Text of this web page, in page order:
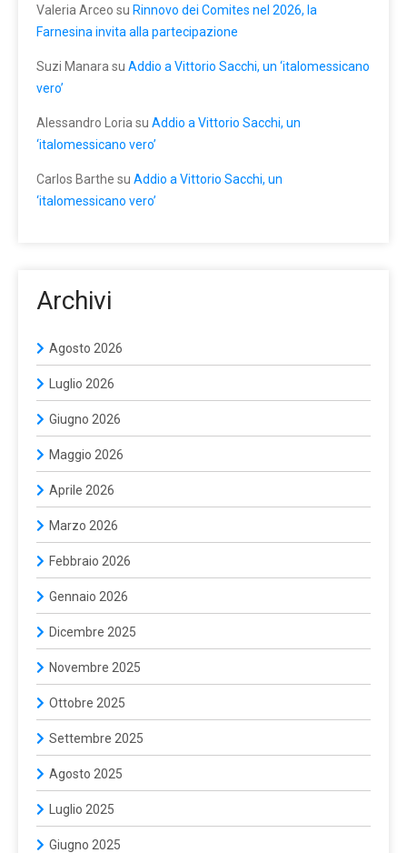
Valeria Arceo su Rinnovo dei Comites nel 2026, la
Farnesina invita alla partecipazione
Suzi Manara su Addio a Vittorio Sacchi, un ‘italomessicano
vero’
Alessandro Loria su Addio a Vittorio Sacchi, un
‘italomessicano vero’
Carlos Barthe su Addio a Vittorio Sacchi, un
‘italomessicano vero’
Archivi
Agosto 2026
Luglio 2026
Giugno 2026
Maggio 2026
Aprile 2026
Marzo 2026
Febbraio 2026
Gennaio 2026
Dicembre 2025
Novembre 2025
Ottobre 2025
Settembre 2025
Agosto 2025
Luglio 2025
Giugno 2025